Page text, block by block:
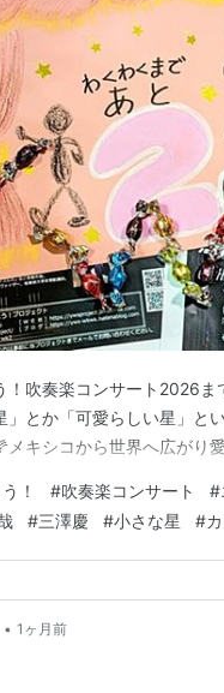
！吹奏楽コンサート2026ま
」とか「可愛らしい星」と
メキシコから世界へ広がり
！ #吹奏楽コンサート #
#三澤慶 #小さな星 #
• 1ヶ月前